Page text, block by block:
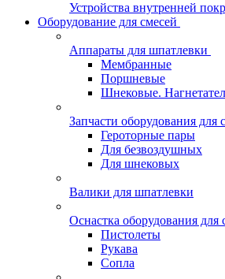
Устройства внутренней
Оборудование для смесей
Аппараты для шпатлевки
Мембранные
Поршневые
Шнековые.
Запчасти оборудования для
Героторные пары
Для безвоздушных
Для шнековых
Валики для шпатлевки
Оснастка оборудования для
Пистолеты
Рукава
Сопла